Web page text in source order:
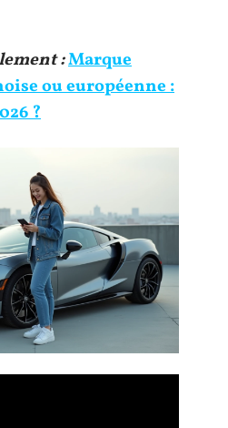
:Marque
ou européenne :
?